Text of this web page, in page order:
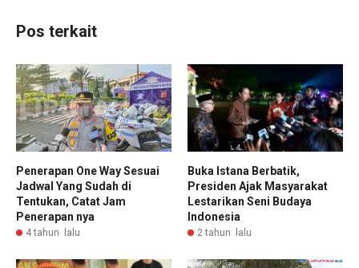
Pos terkait
Penerapan One Way Sesuai
Jadwal Yang Sudah di
Tentukan, Catat Jam
Penerapan nya
4 tahun lalu
Buka Istana Berbatik,
Presiden Ajak Masyarakat
Lestarikan Seni Budaya
Indonesia
2 tahun lalu